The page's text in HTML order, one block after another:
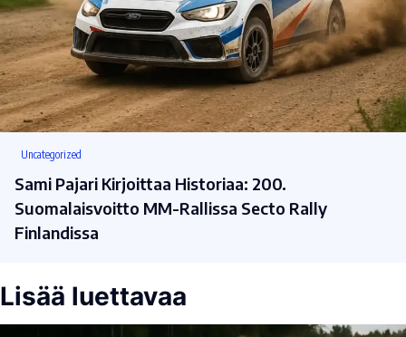
Uncategorized
Sami Pajari Kirjoittaa Historiaa: 200.
Suomalaisvoitto MM-Rallissa Secto Rally
Finlandissa
Lisää luettavaa